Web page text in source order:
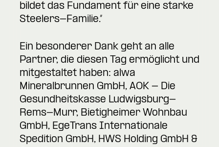
bildet das Fundament für eine starke
Steelers-Familie.“
Ein besonderer Dank geht an alle
Partner, die diesen Tag ermöglicht und
mitgestaltet haben: alwa
Mineralbrunnen GmbH, AOK - Die
Gesundheitskasse Ludwigsburg-
Rems-Murr, Bietigheimer Wohnbau
GmbH, EgeTrans Internationale
Spedition GmbH, HWS Holding GmbH &